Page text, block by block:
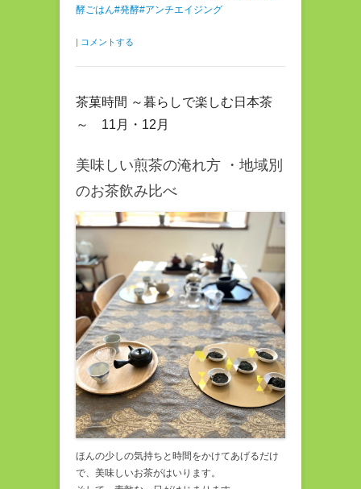
酵ごはん#発酵#アンチエイジング
コメントする
茶菓時間 ～暮らしで楽しむ日本茶
～ 11月・12月
美味しい煎茶の淹れ方 ・地域別
のお茶飲み比べ
ほんの少しの気持ちと時間をかけてあげるだけ
で、美味しいお茶がはいります。